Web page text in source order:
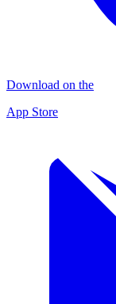
Download on the
App Store